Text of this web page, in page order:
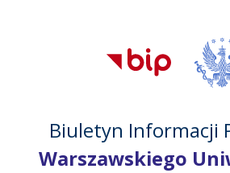
głównego
serwisu
Biuletyn Informacji
Warszawskiego